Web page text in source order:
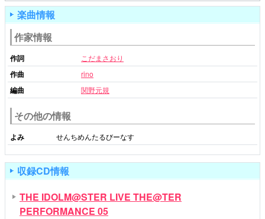
楽曲情報
作家情報
作詞 こだまさおり
作曲 rino
編曲 関野元規
その他の情報
よみ せんちめんたるびーなす
収録CD情報
THE IDOLM@STER LIVE THE@TER
PERFORMANCE 05